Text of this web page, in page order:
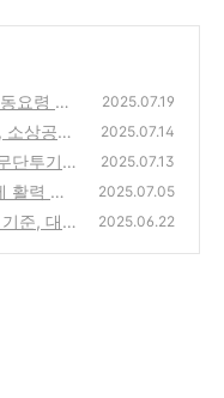
요령 알
2025.07.19
상공인
24)
(1)
2025.07.14
단투기'
2025.07.13
활력 불
리)
(2)
2025.07.05
준, 대
2025.06.22